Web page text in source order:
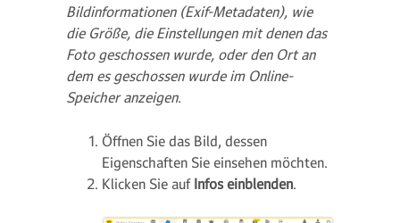
Bildinformationen (Exif-Metadaten), wie
die Größe, die Einstellungen mit denen das
Foto geschossen wurde, oder den Ort an
dem es geschossen wurde im Online-
Speicher anzeigen.
Öffnen Sie das Bild, dessen
Eigenschaften Sie einsehen möchten.
Klicken Sie auf Infos einblenden.